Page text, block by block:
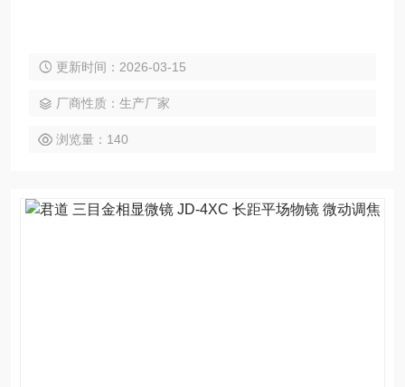
更新时间：2026-03-15
厂商性质：生产厂家
浏览量：140